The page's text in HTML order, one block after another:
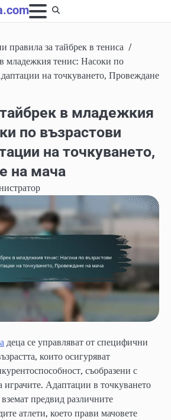
правила за тайбрек в тениса
младежкия тенис: Насоки по
на точкуването, Провеждане
в младежкия
по възрастови
на точкуването,
на мача
деца се управляват от специфични
които осигуряват
съобразени с
Адаптации в точкуването
вземат предвид различните
атлети, което прави мачовете